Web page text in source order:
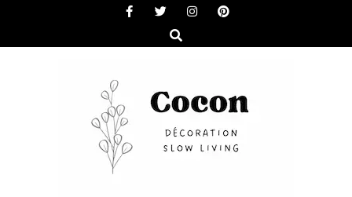
content
Search